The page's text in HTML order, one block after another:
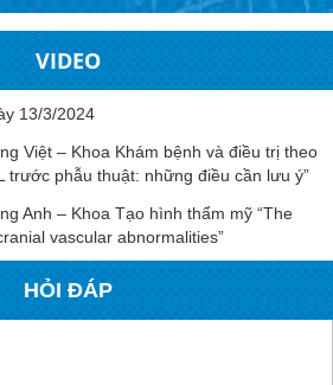
VIDEO
13/3/2024
Việt – Khoa Khám bệnh và điều trị theo
trước phẫu thuật: những điều cần lưu ý”
Anh – Khoa Tạo hình thẩm mỹ “The
vascular abnormalities”
HỎI ĐÁP